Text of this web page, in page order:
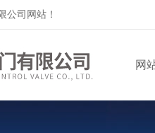
公司网站！
网